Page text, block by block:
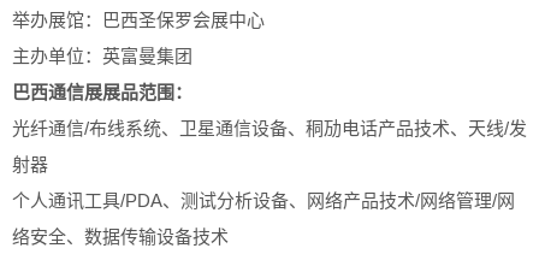
举办展馆：巴西圣保罗会展中心
主办单位：英富曼集团
巴西通信展展品范围：
光纤通信/布线系统、卫星通信设备、秱劢电话产品技术、天线/发
射器
个人通讯工具/PDA、测试分析设备、网络产品技术/网络管理/网
络安全、数据传输设备技术